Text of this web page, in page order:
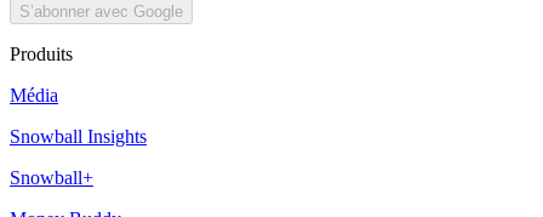
S’abonner avec Google
Produits
Média
Snowball Insights
Snowball+